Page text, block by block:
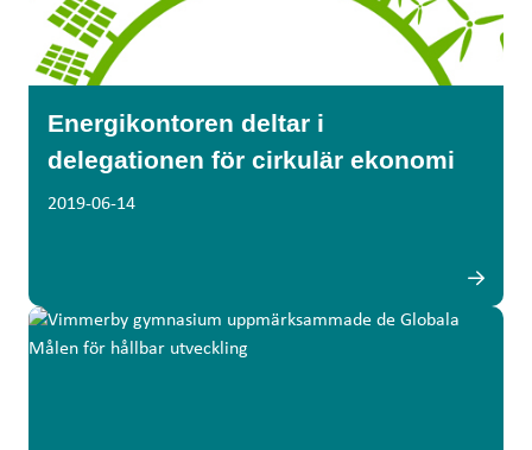
Energikontoren deltar i
delegationen för cirkulär ekonomi
2019-06-14